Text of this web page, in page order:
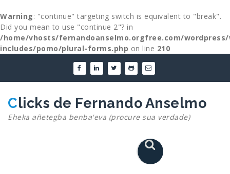
Warning: "continue" targeting switch is equivalent to "break".
Did you mean to use "continue 2"? in
/home/vhosts/fernandoanselmo.orgfree.com/
includes/pomo/plural-forms.php on line 210
content
Clicks de Fernando Anselmo
Eheka añetegba benba'eva (procure sua verdade)